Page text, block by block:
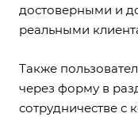
достоверными и
реальными
Также
через форму в
сотрудничестве с